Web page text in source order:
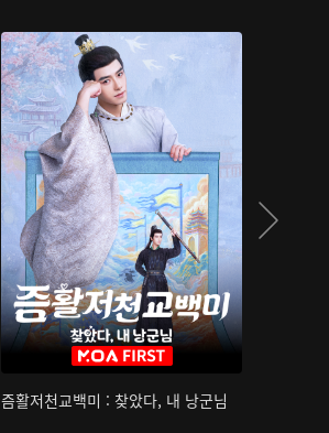
즘활저천교백미 : 찾았다, 내 낭군님